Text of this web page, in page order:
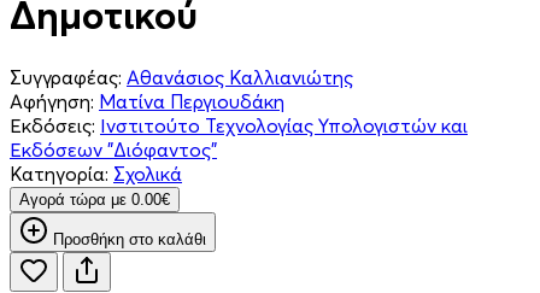
Δημοτικού
Συγγραφέας: Αθανάσιος Καλλιανιώτης
Αφήγηση: Ματίνα Περγιουδάκη
Εκδόσεις: Ινστιτούτο Τεχνολογίας Υπολογιστών και
Εκδόσεων "Διόφαντος"
Κατηγορία: Σχολικά
Aγορά τώρα με 0.00€
Προσθήκη στο καλάθι